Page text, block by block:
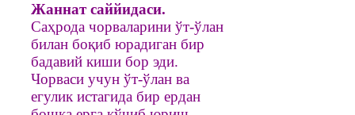
Жаннат саййидаси.
Саҳрода чорваларини ўт-ўлан
билан боқиб юрадиган бир
бадавий киши бор эди.
Чорваси учун ўт-ўлан ва
егулик истагида бир ердан